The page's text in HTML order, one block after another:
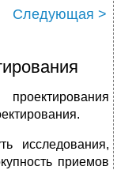
Следующая >
исследования,
приемов